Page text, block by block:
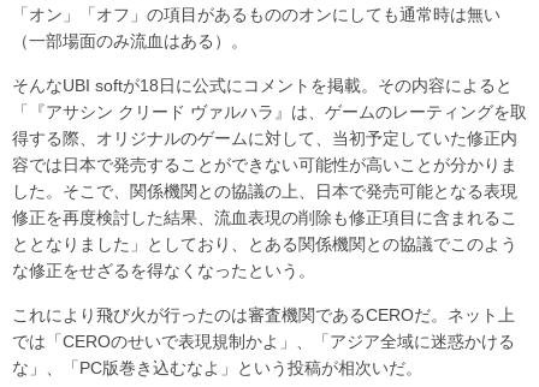
「オン」「オフ」の項目があるもののオンにしても通常時は無い
（一部場面のみ流血はある）。
そんなUBI softが18日に公式にコメントを掲載。その内容によると
「『アサシン クリード ヴァルハラ』は、ゲームのレーティングを取
得する際、オリジナルのゲームに対して、当初予定していた修正内
容では日本で発売することができない可能性が高いことが分かりま
した。そこで、関係機関との協議の上、日本で発売可能となる表現
修正を再度検討した結果、流血表現の削除も修正項目に含まれるこ
ととなりました」としており、とある関係機関との協議でこのよう
な修正をせざるを得なくなったという。
これにより飛び火が行ったのは審査機関であるCEROだ。ネット上
では「CEROのせいで表現規制かよ」、「アジア全域に迷惑かける
な」、「PC版巻き込むなよ」という投稿が相次いだ。